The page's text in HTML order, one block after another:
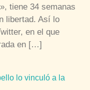
tiene 34 semanas
libertad. Así lo
en el que
en […]
lo vinculó a la